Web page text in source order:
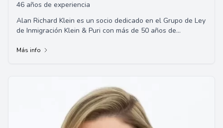
46 años de experiencia
Alan Richard Klein es un socio dedicado en el Grupo de Ley
de Inmigración Klein & Puri con más de 50 años de
Más info